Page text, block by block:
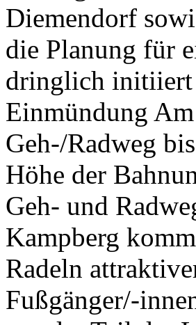
Diemendorf
die Planung für
dringlich initiiert
Einmündung
Geh-/Radweg
Höhe der
Geh- und
Kampberg
Radeln
Fußgänger/-